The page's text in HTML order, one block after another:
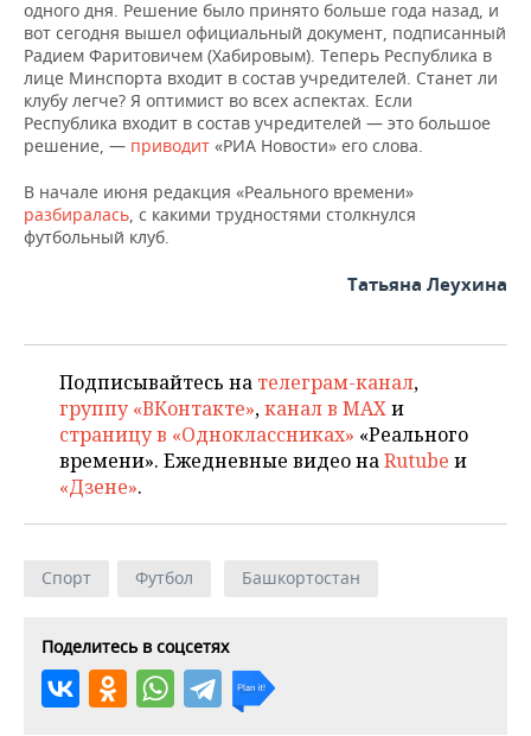
НЕФТЬ
ОПК
ЭНЕРГЕТИКА
ТРАНСПОРТ
УСЛУГИ
IT
МЕДИА
МЕРОПРИЯТИЯ
НОВОСТИ МЕРОПРИЯТИЙ
ВЫЕЗДНАЯ РЕДАКЦИЯ
ONLINE-КОНФЕРЕНЦИИ
СПОРТ
НОВОСТИ СПОРТА
ХОККЕЙ
КИБЕРСПОРТ
ФИГУРНОЕ КАТАНИЕ
ВОДНЫЕ ВИДЫ СПОРТА
ОБЩЕСТВО
ВЛАСТЬ
КУЛЬТУРА
МЕДИЦИНА
ОБРАЗОВАНИЕ
СЮЖЕТЫ
СПИСОК КОМПАНИЙ
одного дня. Решение было принято больше года назад, и
вот сегодня вышел официальный документ, подписанный
Радием Фаритовичем (Хабировым). Теперь Республика в
лице Минспорта входит в состав учредителей. Станет ли
клубу легче? Я оптимист во всех аспектах. Если
Республика входит в состав учредителей — это большое
решение, — приводит «РИА Новости» его слова.
В начале июня редакция «Реального времени»
разбиралась, с какими трудностями столкнулся
футбольный клуб.
Татьяна Леухина
Подписывайтесь на телеграм-канал,
группу «ВКонтакте»,канал в MAXи
страницу в «Одноклассниках» «Реального
времени». Ежедневные видео наRutube и
«Дзене».
Спорт Футбол Башкортостан
Поделитесь в соцсетях